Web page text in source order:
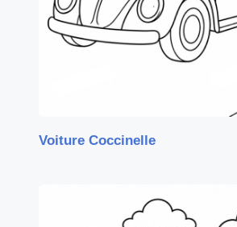
Voiture Coccinelle